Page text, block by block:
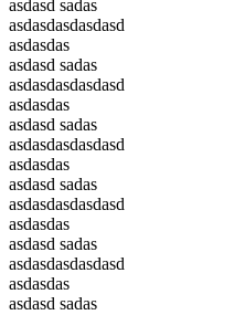
asdasd sadas
asdasdasdasdasd
asdasdas
asdasd sadas
asdasdasdasdasd
asdasdas
asdasd sadas
asdasdasdasdasd
asdasdas
asdasd sadas
asdasdasdasdasd
asdasdas
asdasd sadas
asdasdasdasdasd
asdasdas
asdasd sadas